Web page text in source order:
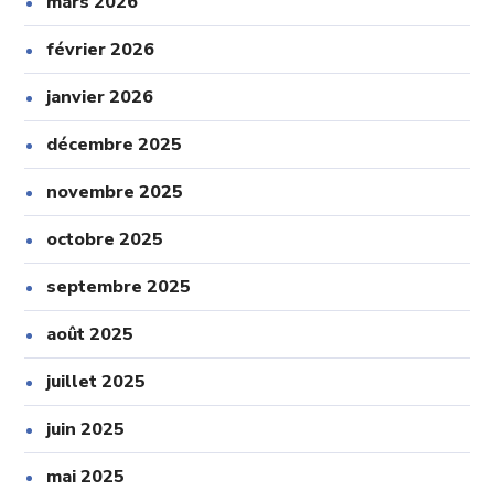
février 2026
janvier 2026
décembre 2025
novembre 2025
octobre 2025
septembre 2025
août 2025
juillet 2025
juin 2025
mai 2025